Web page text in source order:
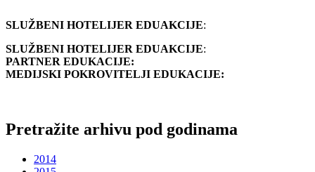
SLUŽBENI HOTELIJER EDUAKCIJE:
SLUŽBENI HOTELIJER EDUAKCIJE:
PARTNER EDUKACIJE:
MEDIJSKI POKROVITELJI EDUKACIJE:
Pretražite arhivu pod godinama
2014